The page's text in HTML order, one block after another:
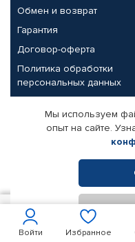
Войти Избранное
Обмен и возврат
Гарантия
Договор-оферта
Политика обработки
персональных данных
Партнерам
Корпоративным клиентам
Поставщикам
© КАМАЗ ЦЕНТР ДОНЕЦК,
Интернет-магазин
Мы используем
опыт на сайте.
100